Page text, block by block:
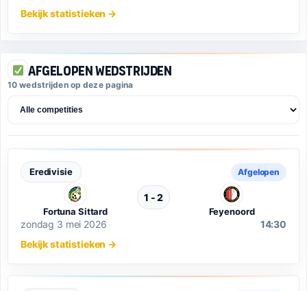
Bekijk statistieken →
Afgelopen wedstrijden
10 wedstrijden op deze pagina
Eredivisie Afgelopen
Fortuna Sittard
1 - 2
Feyenoord
zondag 3 mei 2026
14:30
Bekijk statistieken →